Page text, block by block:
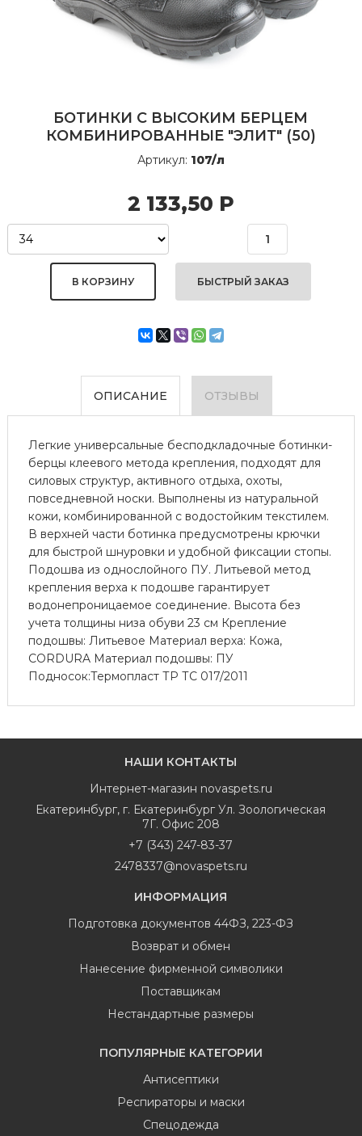
БОТИНКИ С ВЫСОКИМ БЕРЦЕМ
КОМБИНИРОВАННЫЕ "ЭЛИТ" (50)
Артикул: 107/л
2 133,50 Р
БЫСТРЫЙ ЗАКАЗ
ОПИСАНИЕ ОТЗЫВЫ
Легкие универсальные бесподкладочные ботинки-
берцы клеевого метода крепления, подходят для
силовых структур, активного отдыха, охоты,
повседневной носки. Выполнены из натуральной
кожи, комбинированной с водостойким текстилем.
В верхней части ботинка предусмотрены крючки
для быстрой шнуровки и удобной фиксации стопы.
Подошва из однослойного ПУ. Литьевой метод
крепления верха к подошве гарантирует
водонепроницаемое соединение. Высота без
учета толщины низа обуви 23 см Крепление
подошвы: Литьевое Материал верха: Кожа,
CORDURA Материал подошвы: ПУ
Подносок:Термопласт ТР ТС 017/2011
НАШИ КОНТАКТЫ
Интернет-магазин novaspets.ru
Екатеринбург, г. Екатеринбург Ул. Зоологическая
7Г. Офис 208
+7 (343) 247-83-37
2478337@novaspets.ru
ИНФОРМАЦИЯ
Подготовка документов 44ФЗ, 223-ФЗ
Возврат и обмен
Нанесение фирменной символики
Поставщикам
Нестандартные размеры
ПОПУЛЯРНЫЕ КАТЕГОРИИ
Антисептики
Респираторы и маски
Спецодежда